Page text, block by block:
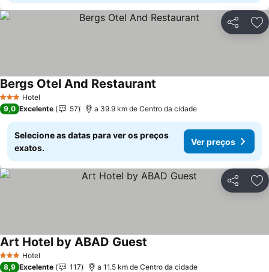
Partilhar
3 EstrelasHotel
Bergs Otel And Restaurant
9,0 Excelente 57 a 39.9 km de Centro da cidade
Selecione as datas para ver os preços
exatos.
Ver preços
Partilhar
3 EstrelasHotel
Art Hotel by ABAD Guest
8,9 Excelente 117 a 11.5 km de Centro da cidade